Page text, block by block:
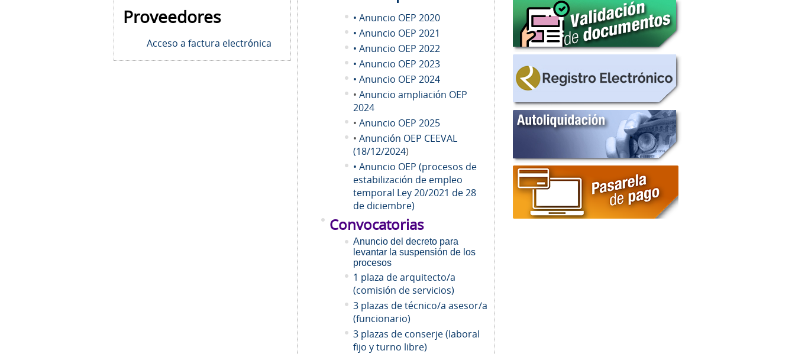
Proveedores
Acceso a factura electrónica
• Anuncio OEP 2020
• Anuncio OEP 2021
• Anuncio OEP 2022
• Anuncio OEP 2023
• Anuncio OEP 2024
• Anuncio ampliación OEP
2024
• Anuncio OEP 2025
• Anunción OEP CEEVAL
(18/12/2024)
• Anuncio OEP (procesos de
estabilización de empleo
temporal Ley 20/2021 de 28
de diciembre)
Convocatorias
Anuncio del decreto para
levantar la suspensión de los
procesos
1 plaza de arquitecto/a
(comisión de servicios)
3 plazas de técnico/a asesor/a
(funcionario)
3 plazas de conserje (laboral
fijo y turno libre)